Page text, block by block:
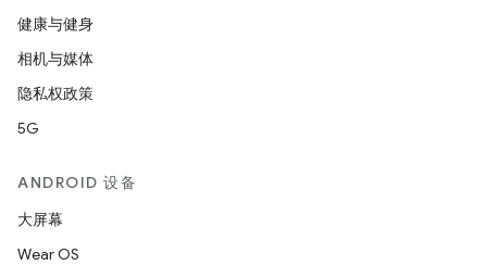
健康与健身
相机与媒体
隐私权政策
5G
ANDROID 设备
大屏幕
Wear OS